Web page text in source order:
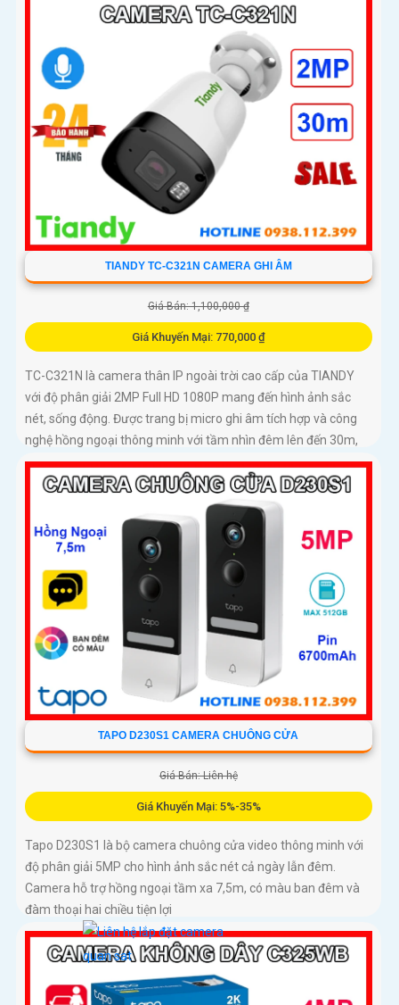
TIANDY TC-C321N CAMERA GHI ÂM
Giá Bán: 1,100,000 ₫
Giá Khuyến Mại: 770,000 ₫
TC-C321N là camera thân IP ngoài trời cao cấp của TIANDY
với độ phân giải 2MP Full HD 1080P mang đến hình ảnh sắc
nét, sống động. Được trang bị micro ghi âm tích hợp và công
nghệ hồng ngoại thông minh với tầm nhìn đêm lên đến 30m,
camera giúp giám sát hiệu quả cả ngày lẫn đêm
TAPO D230S1 CAMERA CHUÔNG CỬA
Giá Bán: Liên hệ
Giá Khuyến Mại: 5%-35%
Tapo D230S1 là bộ camera chuông cửa video thông minh với
độ phân giải 5MP cho hình ảnh sắc nét cả ngày lẫn đêm.
Camera hỗ trợ hồng ngoại tầm xa 7,5m, có màu ban đêm và
đàm thoại hai chiều tiện lợi